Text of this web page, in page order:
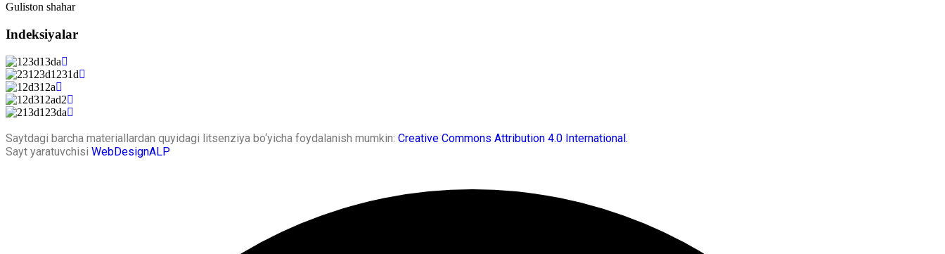
Guliston shahar
Indeksiyalar
Saytdagi barcha materiallardan quyidagi litsenziya bo‘yicha foydalanish mumkin: Creative Commons Attribution 4.0 International.
Sayt yaratuvchisi WebDesignALP